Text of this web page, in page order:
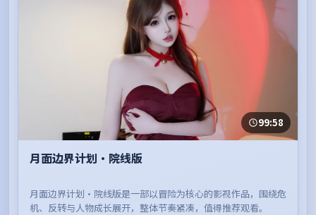
99:58
月面边界计划·院线版
月面边界计划·院线版是一部以冒险为核心的影视作品，围绕危
机、反转与人物成长展开，整体节奏紧凑，值得推荐观看。